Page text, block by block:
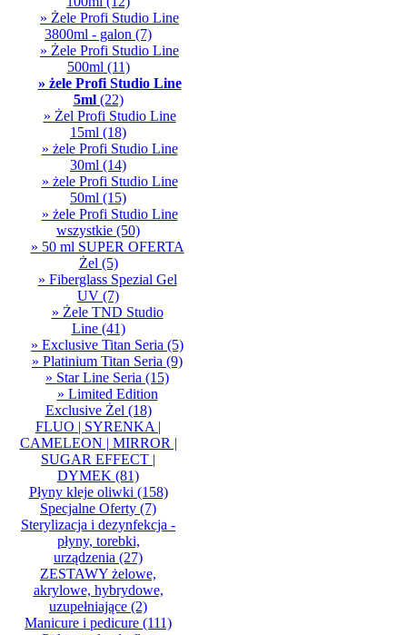
» Żele Profi Studio Line
3800ml - galon (7)
» Żele Profi Studio Line
500ml (11)
» żele Profi Studio Line
5ml(22)
» Żel Profi Studio Line
15ml (18)
» żele Profi Studio Line
30ml (14)
» żele Profi Studio Line
50ml (15)
» żele Profi Studio Line
wszystkie (50)
» 50 ml SUPER OFERTA
Żel (5)
» Fiberglass Spezial Gel
UV (7)
» Żele TND Studio
Line(41)
» Exclusive Titan Seria (5)
» Platinium Titan Seria (9)
» Star Line Seria (15)
» Limited Edition
Exclusive Żel (18)
FLUO | SYRENKA |
CAMELEON | MIRROR |
SUGAR EFFECT |
DYMEK (81)
Płyny kleje oliwki (158)
Specjalne Oferty (7)
Sterylizacja i dezynfekcja -
płyny, torebki,
urządzenia (27)
ZESTAWY żelowe,
akrylowe, hybrydowe,
uzupełniające (2)
Manicure i pedicure (111)